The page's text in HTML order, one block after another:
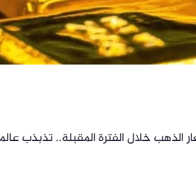
الذهب خلال الفترة المقبلة.. تذبذب